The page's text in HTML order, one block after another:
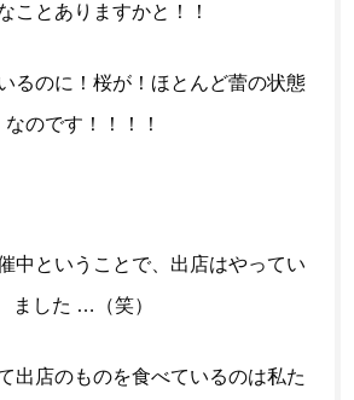
ことありますかと！！
るのに！桜が！ほとんど蕾の状態
なのです！！！！
中ということで、出店はやってい
ました …（笑）
出店のものを食べているのは私た